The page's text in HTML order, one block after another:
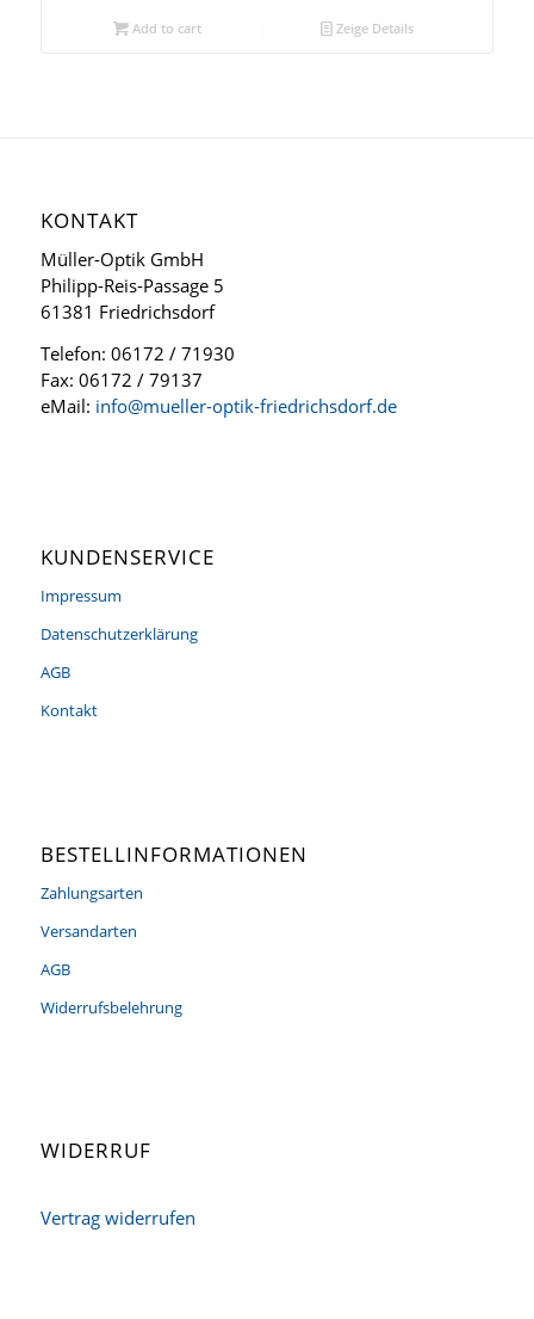
Add to cart Zeige Details
KONTAKT
Müller-Optik GmbH
Philipp-Reis-Passage 5
61381 Friedrichsdorf
Telefon: 06172 / 71930
Fax: 06172 / 79137
eMail: info@mueller-optik-friedrichsdorf.de
KUNDENSERVICE
Impressum
Datenschutzerklärung
AGB
Kontakt
BESTELLINFORMATIONEN
Zahlungsarten
Versandarten
AGB
Widerrufsbelehrung
WIDERRUF
Vertrag widerrufen